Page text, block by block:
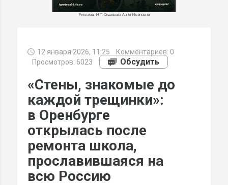
Реклама. ИП Сидорова Анна Ивановна
12 января 2026, 11:25 Комментариев: 0
Просмотров: 6023
Обсудить
«Стены, знакомые до
каждой трещинки»:
в Оренбурге
открылась после
ремонта школа,
прославившаяся на
всю Россию